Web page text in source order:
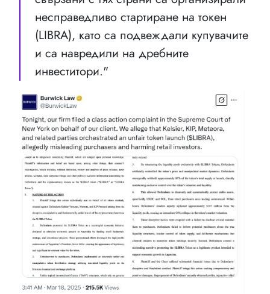
несправедливо стартиране на токен
(LIBRA), като са подвеждали купувачите
и са навредили на дребните
инвеститори."